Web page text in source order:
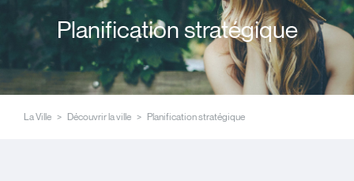
Planification stratégique
La Ville Découvrir la ville Planification stratégique